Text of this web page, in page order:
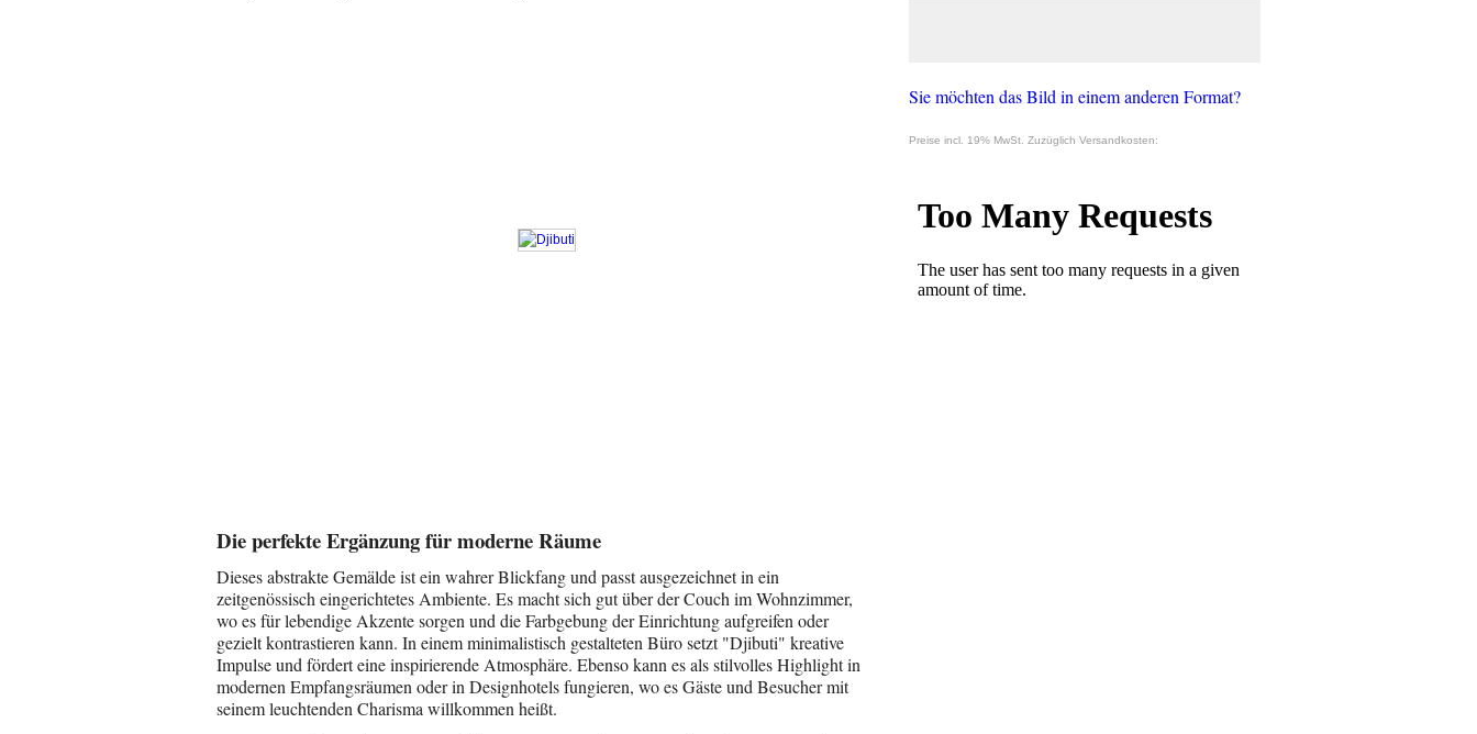
Die perfekte Ergänzung für moderne Räume
Dieses abstrakte Gemälde ist ein wahrer Blickfang und passt ausgezeichnet in ein
zeitgenössisch eingerichtetes Ambiente. Es macht sich gut über der Couch im Wohnzimmer,
wo es für lebendige Akzente sorgen und die Farbgebung der Einrichtung aufgreifen oder
gezielt kontrastieren kann. In einem minimalistisch gestalteten Büro setzt "Djibuti" kreative
Impulse und fördert eine inspirierende Atmosphäre. Ebenso kann es als stilvolles Highlight in
modernen Empfangsräumen oder in Designhotels fungieren, wo es Gäste und Besucher mit
seinem leuchtenden Charisma willkommen heißt.
Sie möchten das Bild in einem anderen Format?
Preise incl. 19% MwSt. Zuzüglich Versandkosten: